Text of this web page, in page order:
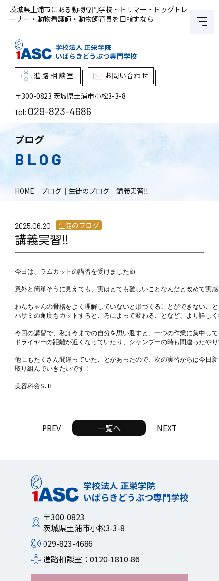
茨城県土浦市にある動物専門学校・トリマー・ドッグトレ
ーナー・動物看護師・動物飼育員を目指すなら
進路相談室 お問い合わせ
〒300-0823 茨城県土浦市小松3-3-8
tel:029-823-4686
ブログ
BLOG
HOME ｜ ブログ ｜ 生徒のブログ ｜ 講義実習‼
2025.06.20 生徒のブログ
講義実習‼
今日は、ラムカットの講習を受けました👍
意外と簡単そうに見えても、実はとても難しいことなんだと改めて実感
わんちゃんの骨格をよく理解していないと形づくることができないこ
ハサミの角度もカットするところによって変わることなど、より詳し
今回の講習で、私は今までの自分を思い返すと、一つの作業に集中し
ドライヤーの距離が近くなっていたり、シャンプーの時も間違ったや
他にもたくさん間違っていたことがあったので、次の実習からは今日
取り組んでいきたいです！
美容科🌼S.H
PREV 一覧へ NEXT
〒300-0823
茨城県土浦市小松3-3-8
029-823-4686
進路相談室：0120-1810-86